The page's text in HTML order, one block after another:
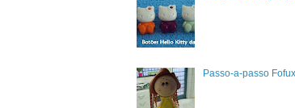
Passo-a-passo